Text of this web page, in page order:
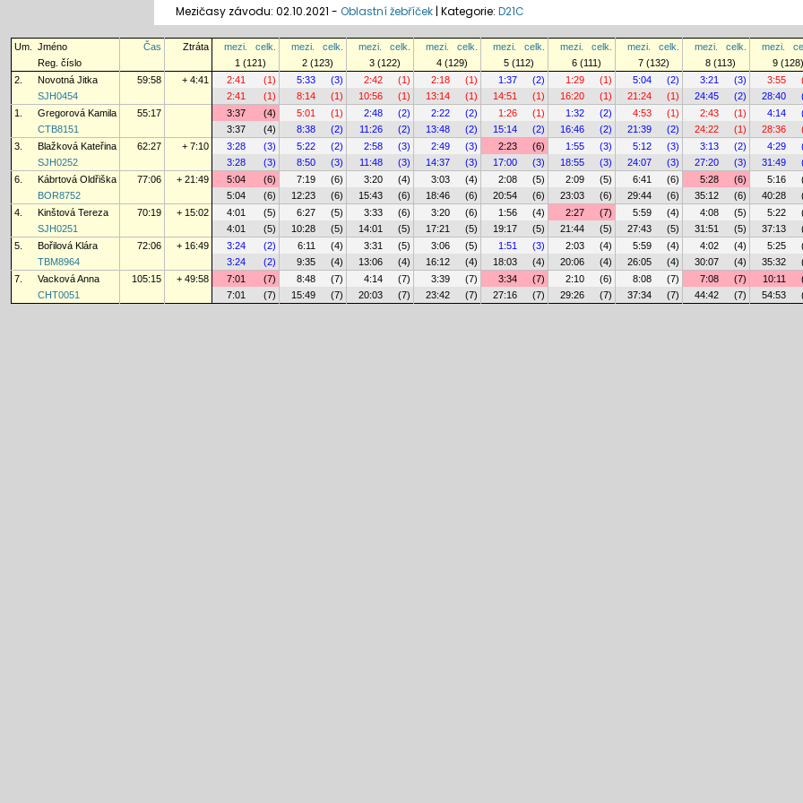
Mezičasy závodu: 02.10.2021 - Oblastní žebříček | Kategorie: D21C
Um. Jméno Čas Ztráta mezi. celk. mezi. celk. mezi. celk. mezi. celk. mezi. celk. mezi. celk. mezi. celk. mezi. celk. mezi.
Reg. číslo
1 (121) 2 (123) 3 (122) 4 (129) 5 (112) 6 (111) 7 (132) 8 (113) 9 (128)
2.
Novotná Jitka 59:58 + 4:41 2:41 (1) 5:33 (3) 2:42 (1) 2:18 (1) 1:37 (2) 1:29 (1) 5:04 (2) 3:21 (3) 3:55
SJH0454
2:41 (1) 8:14 (1) 10:56 (1) 13:14 (1) 14:51 (1) 16:20 (1) 21:24 (1) 24:45 (2) 28:40
1.
Gregorová Kamila 55:17 3:37 (4) 5:01 (1) 2:48 (2) 2:22 (2) 1:26 (1) 1:32 (2) 4:53 (1) 2:43 (1) 4:14
CTB8151
3:37 (4) 8:38 (2) 11:26 (2) 13:48 (2) 15:14 (2) 16:46 (2) 21:39 (2) 24:22 (1) 28:36
3.
Blažková Kateřina 62:27 + 7:10 3:28 (3) 5:22 (2) 2:58 (3) 2:49 (3) 2:23 (6) 1:55 (3) 5:12 (3) 3:13 (2) 4:29
SJH0252
3:28 (3) 8:50 (3) 11:48 (3) 14:37 (3) 17:00 (3) 18:55 (3) 24:07 (3) 27:20 (3) 31:49
6.
Kábrtová Oldřiška 77:06 + 21:49 5:04 (6) 7:19 (6) 3:20 (4) 3:03 (4) 2:08 (5) 2:09 (5) 6:41 (6) 5:28 (6) 5:16
BOR8752
5:04 (6) 12:23 (6) 15:43 (6) 18:46 (6) 20:54 (6) 23:03 (6) 29:44 (6) 35:12 (6) 40:28
4.
Kinštová Tereza 70:19 + 15:02 4:01 (5) 6:27 (5) 3:33 (6) 3:20 (6) 1:56 (4) 2:27 (7) 5:59 (4) 4:08 (5) 5:22
SJH0251
4:01 (5) 10:28 (5) 14:01 (5) 17:21 (5) 19:17 (5) 21:44 (5) 27:43 (5) 31:51 (5) 37:13
5.
Bořilová Klára 72:06 + 16:49 3:24 (2) 6:11 (4) 3:31 (5) 3:06 (5) 1:51 (3) 2:03 (4) 5:59 (4) 4:02 (4) 5:25
TBM8964
3:24 (2) 9:35 (4) 13:06 (4) 16:12 (4) 18:03 (4) 20:06 (4) 26:05 (4) 30:07 (4) 35:32
7.
Vacková Anna 105:15 + 49:58 7:01 (7) 8:48 (7) 4:14 (7) 3:39 (7) 3:34 (7) 2:10 (6) 8:08 (7) 7:08 (7) 10:11
CHT0051
7:01 (7) 15:49 (7) 20:03 (7) 23:42 (7) 27:16 (7) 29:26 (7) 37:34 (7) 44:42 (7) 54:53